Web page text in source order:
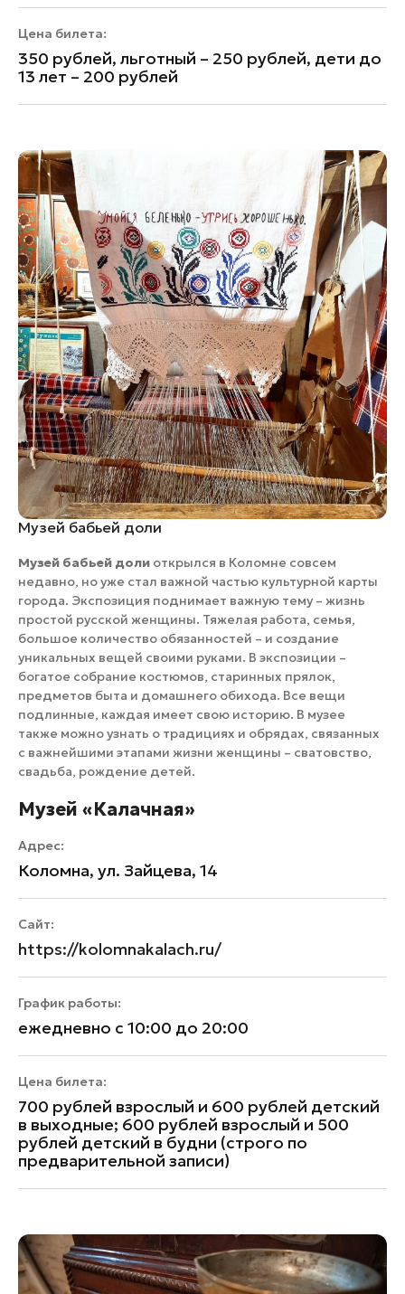
Цена билета:
350 рублей, льготный – 250 рублей, дети до
13 лет – 200 рублей
Музей бабьей доли
Музей бабьей доли открылся в Коломне совсем
недавно, но уже стал важной частью культурной карты
города. Экспозиция поднимает важную тему – жизнь
простой русской женщины. Тяжелая работа, семья,
большое количество обязанностей – и создание
уникальных вещей своими руками. В экспозиции –
богатое собрание костюмов, старинных прялок,
предметов быта и домашнего обихода. Все вещи
подлинные, каждая имеет свою историю. В музее
также можно узнать о традициях и обрядах, связанных
с важнейшими этапами жизни женщины – сватовство,
свадьба, рождение детей.
Музей «Калачная»
Адрес:
Коломна, ул. Зайцева, 14
Сайт:
https://kolomnakalach.ru/
График работы:
ежедневно с 10:00 до 20:00
Цена билета:
700 рублей взрослый и 600 рублей детский
в выходные; 600 рублей взрослый и 500
рублей детский в будни (строго по
предварительной записи)